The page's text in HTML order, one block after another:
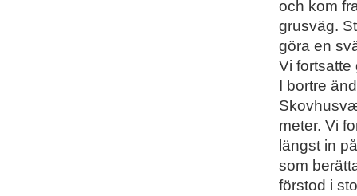
och kom
grusväg.
göra en
Vi fortsatte
I bortre
meter. Vi
längst in
som
förstod i